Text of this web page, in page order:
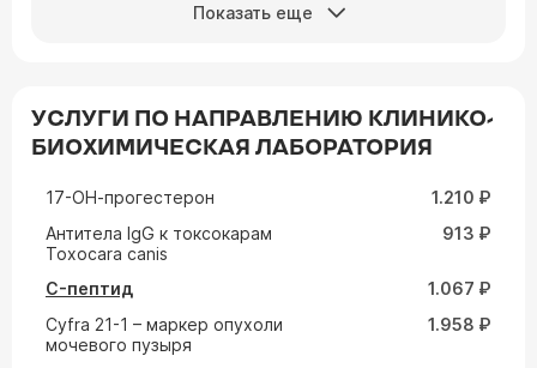
Показать еще
УСЛУГИ ПО НАПРАВЛЕНИЮ КЛИНИКО-
БИОХИМИЧЕСКАЯ ЛАБОРАТОРИЯ
17-ОН-прогестерон
1.210 ₽
Aнтитела IgG к токсокарам
Toxocara canis
913 ₽
C-пептид
1.067 ₽
Cyfra 21-1 – маркер опухоли
мочевого пузыря
1.958 ₽